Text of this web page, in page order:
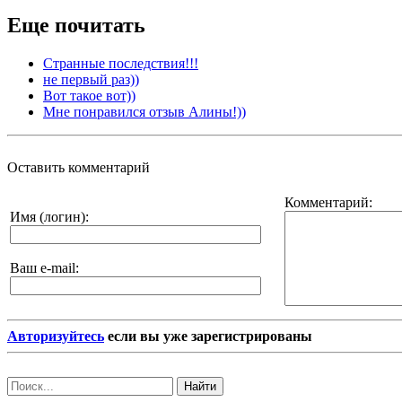
Еще почитать
Странные последствия!!!
не первый раз))
Вот такое вот))
Мне понравился отзыв Алины!))
Оставить комментарий
Имя (логин):
Ваш e-mail:
Комментарий:
Авторизуйтесь если вы уже зарегистрированы
Найти